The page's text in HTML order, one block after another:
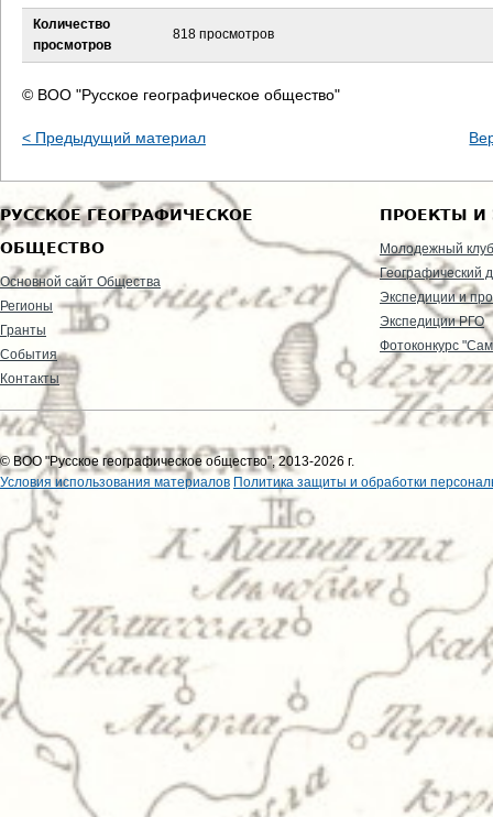
Количество
просмотров
818 просмотров
© ВОО "Русское географическое общество"
< Предыдущий материал
РУССКОЕ ГЕОГРАФИЧЕСКОЕ
ОБЩЕСТВО
Основной сайт Общества
Регионы
Гранты
События
Контакты
ПРОЕКТЫ И
Молодежный клуб
Географический
Экспедиции и
Экспедиции РГО
Фотоконкурс
© ВОО "Русское географическое общество", 2013-2026 г.
Условия использования материалов Политика защиты и обработки